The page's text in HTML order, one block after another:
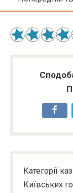
Категорії
Київських